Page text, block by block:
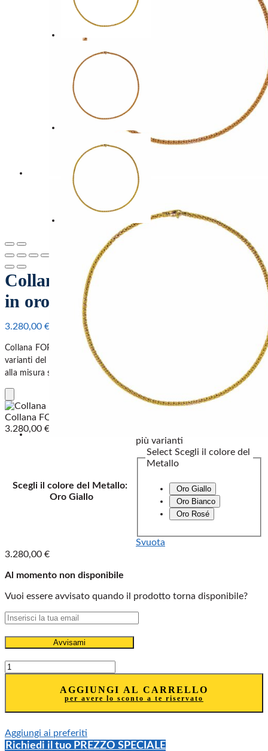
Collana FOPE Collezione Prima
in oro18 kt cm 43
3.280,00 €
Collana FOPE Collezione Prima in oro 18 kt. Disponibile nelle
varianti del oro bianco, oro giallo e oro rose. Il prezzo varia in base
alla misura scelta.
Add
to
Cart
Collana FOPE Collezione Prima in oro18 kt cm 43
3.280,00 €
Scegli il colore del Metallo:
Oro Giallo
più varianti
Select Scegli il colore del
Metallo
Oro Giallo
Oro Bianco
Oro Rosé
Svuota
3.280,00 €
Al momento non disponibile
Vuoi essere avvisato quando il prodotto torna disponibile?
Avvisami
Collana
FOPE
in
kt
cm
AGGIUNGI AL CARRELLO
per avere lo sconto a te riservato
Aggiungi ai preferiti
Richiedi il tuo PREZZO SPECIALE